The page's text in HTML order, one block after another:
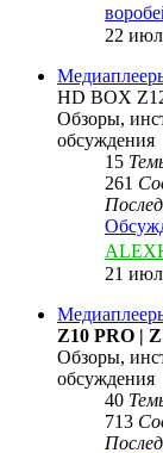
22
HD BOX
Обзоры,
обсуждения
15
261
21
Z10 PRO |
Обзоры,
обсуждения
40
713